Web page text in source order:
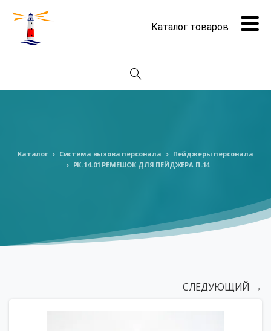
Поиск
Каталог Система вызова персонала
Пейджеры персонала
РК-14-01 РЕМЕШОК ДЛЯ ПЕЙДЖЕРА П-14
СЛЕДУЮЩИЙ →